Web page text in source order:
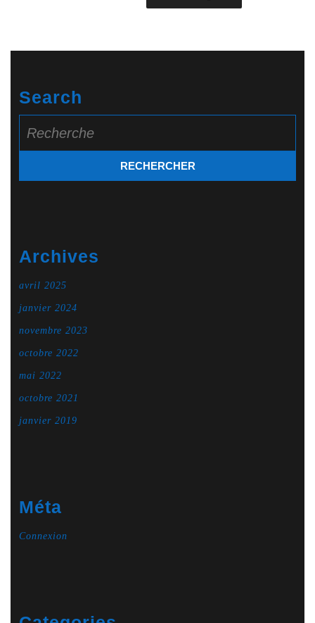
Search
for:
Archives
avril 2025
janvier 2024
novembre 2023
octobre 2022
mai 2022
octobre 2021
janvier 2019
Méta
Connexion